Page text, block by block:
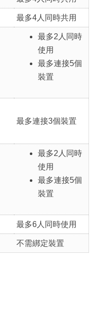
最多4人同時共用
最多2人同時
使用
最多連接5個
裝置
最多連接3個裝置
最多2人同時
使用
最多連接5個
裝置
最多6人同時使用
不需綁定裝置